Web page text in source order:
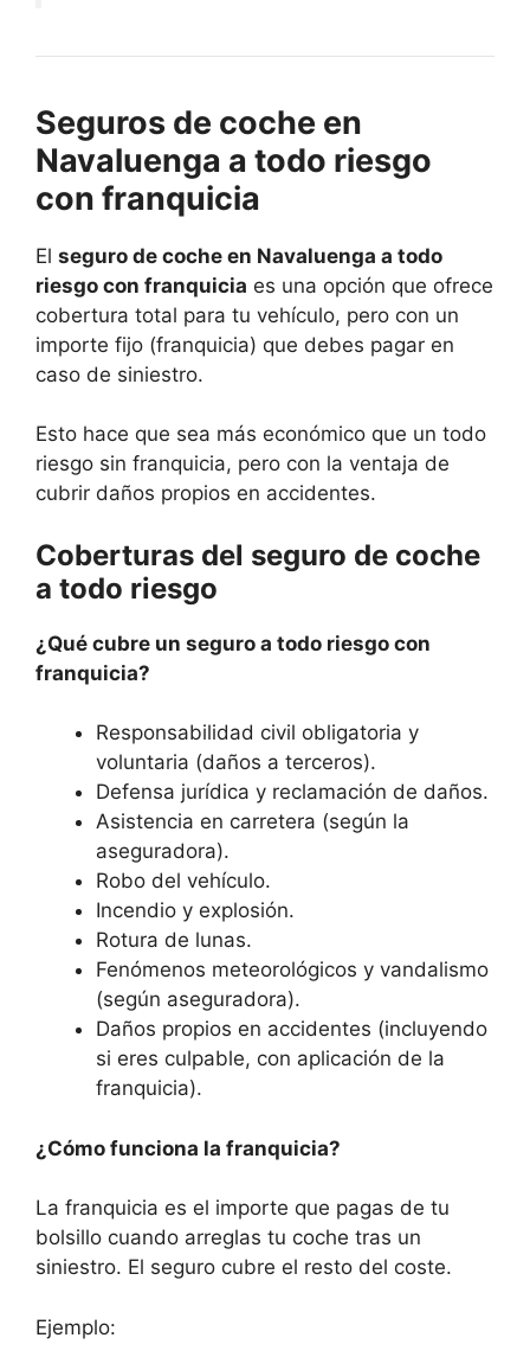
Seguros de coche en
Navaluenga a todo riesgo
con franquicia
El seguro de coche en Navaluenga a todo
riesgo con franquicia es una opción que ofrece
cobertura total para tu vehículo, pero con un
importe fijo (franquicia) que debes pagar en
caso de siniestro.
Esto hace que sea más económico que un todo
riesgo sin franquicia, pero con la ventaja de
cubrir daños propios en accidentes.
Coberturas del seguro de coche
a todo riesgo
¿Qué cubre un seguro a todo riesgo con
franquicia?
Responsabilidad civil obligatoria y
voluntaria (daños a terceros).
Defensa jurídica y reclamación de daños.
Asistencia en carretera (según la
aseguradora).
Robo del vehículo.
Incendio y explosión.
Rotura de lunas.
Fenómenos meteorológicos y vandalismo
(según aseguradora).
Daños propios en accidentes (incluyendo
si eres culpable, con aplicación de la
franquicia).
¿Cómo funciona la franquicia?
La franquicia es el importe que pagas de tu
bolsillo cuando arreglas tu coche tras un
siniestro. El seguro cubre el resto del coste.
Ejemplo: